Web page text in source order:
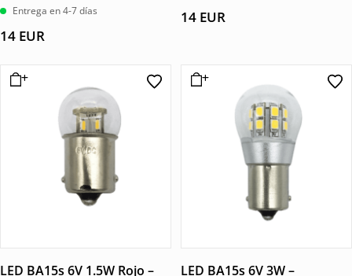
Valorado
con
de 5
Entrega en 4-7 días
14 EUR
14 EUR
LED BA15s 6V 1.5W Rojo –
LED BA15s 6V 3W –